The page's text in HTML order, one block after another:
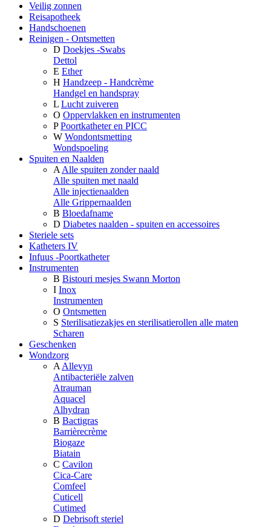
Veilig zonnen
Reisapotheek
Handschoenen
Reinigen - Ontsmetten
D Doekjes -Swabs
Dettol
E Ether
H Handzeep - Handcrème
Handgel en handspray
L Lucht zuiveren
O Oppervlakken en instrumenten
P Poortkatheter en PICC
W Wondontsmetting
Wondspoeling
Spuiten en Naalden
A Alle spuiten zonder naald
Alle spuiten met naald
Alle injectienaalden
Alle Grippernaalden
B Bloedafname
D Diabetes naalden - spuiten en accessoires
Steriele sets
Katheters IV
Infuus -Poortkatheter
Instrumenten
B Bistouri mesjes Swann Morton
I Inox
Instrumenten
O Ontsmetten
S Sterilisatiezakjes en sterilisatierollen alle maten
Scharen
Geschenken
Wondzorg
A Allevyn
Antibacteriële zalven
Atrauman
Aquacel
Alhydran
B Bactigras
Barrièrecrème
Biogaze
Biatain
C Cavilon
Cica-Care
Comfeel
Cuticell
Cutimed
D Debrisoft steriel